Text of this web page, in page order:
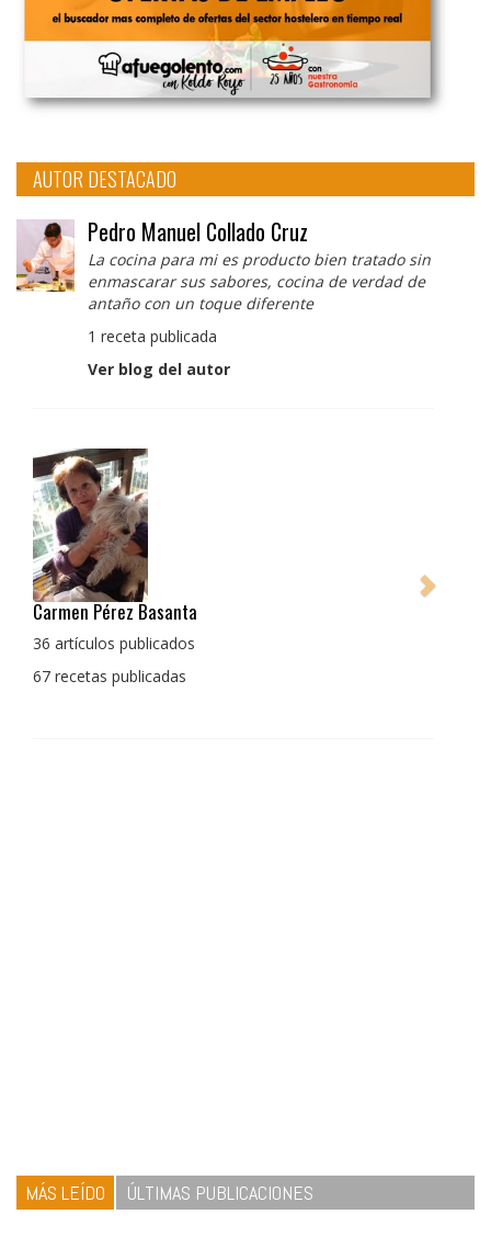
AUTOR DESTACADO
Pedro Manuel Collado Cruz
La cocina para mi es producto bien tratado sin
enmascarar sus sabores, cocina de verdad de
antaño con un toque diferente
1 receta publicada
Ver blog del autor
Pedro Manuel Collado Cruz
La cocina para mi es producto bien tratado sin
con un toque diferente